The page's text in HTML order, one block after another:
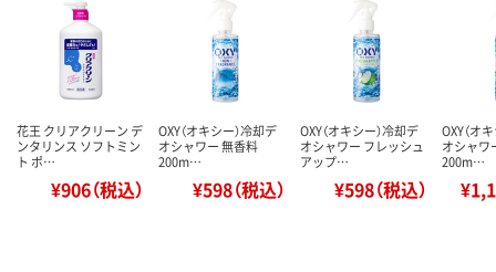
花王 クリアクリーン デ
ンタリンス ソフトミン
ト ポ…
¥906（税込）
OXY（オキシー）冷却デ
オシャワー 無香料
200m…
¥598（税込）
OXY（オキシー）冷却デ
オシャワー フレッシュ
アップ…
¥598（税込）
OXY（オ
オシャワ
200m…